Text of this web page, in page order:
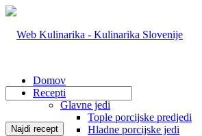
Domov
Recepti
Glavne jedi
Tople porcijske predjedi
Hladne porcijske jedi